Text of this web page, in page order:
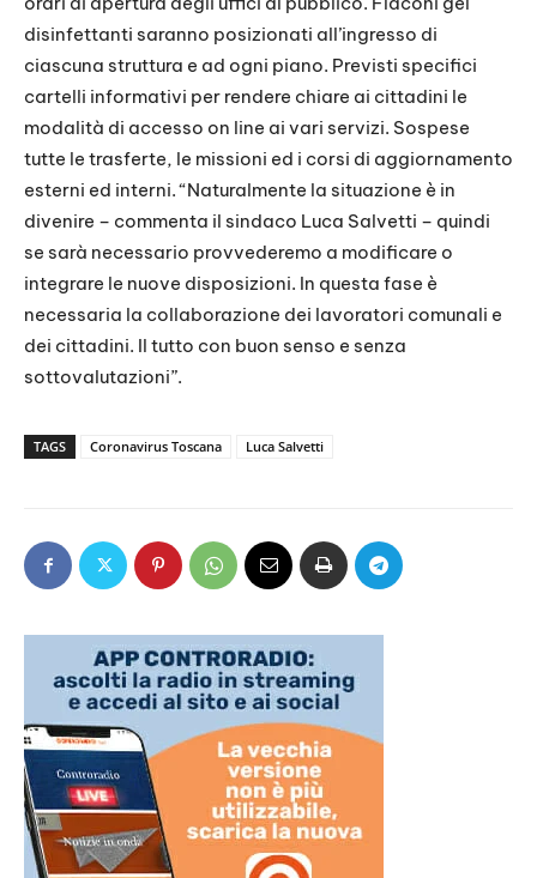
disinfettanti saranno posizionati all’ingresso di
ciascuna struttura e ad ogni piano. Previsti specifici
cartelli informativi per rendere chiare ai cittadini le
modalità di accesso on line ai vari servizi. Sospese
tutte le trasferte, le missioni ed i corsi di aggiornamento
esterni ed interni. “Naturalmente la situazione è in
divenire – commenta il sindaco Luca Salvetti – quindi
se sarà necessario provvederemo a modificare o
integrare le nuove disposizioni. In questa fase è
necessaria la collaborazione dei lavoratori comunali e
dei cittadini. Il tutto con buon senso e senza
sottovalutazioni”.
TAGS Coronavirus Toscana Luca Salvetti